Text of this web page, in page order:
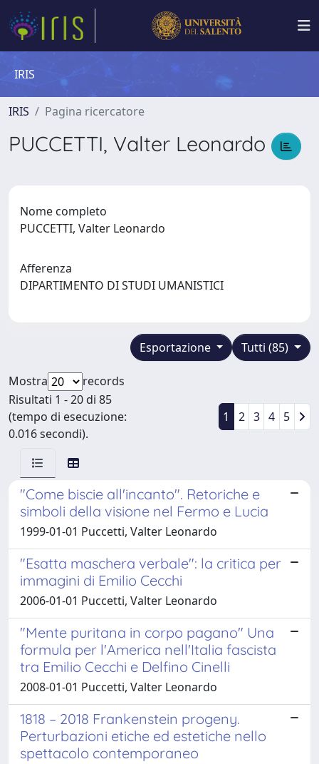
IRIS
IRIS Pagina ricercatore
PUCCETTI, Valter Leonardo
Nome completo
PUCCETTI, Valter Leonardo
Afferenza
DIPARTIMENTO DI STUDI UMANISTICI
Tutti (85)
Esportazione
Mostra
records
Risultati 1 - 20 di 85
(tempo di esecuzione:
0.016 secondi).
1 2 3 4 5
"Come biscie all'incanto". Retoriche e
simboli della visione nel Fermo e Lucia
1999-01-01 Puccetti, Valter Leonardo
"Esatta maschera verbale": la critica per
immagini di Emilio Cecchi
2006-01-01 Puccetti, Valter Leonardo
"Mente puritana in corpo pagano" Una
formula per l'America nell'Italia fascista
tra Emilio Cecchi e Delfino Cinelli
2008-01-01 Puccetti, Valter Leonardo
1818 – 2018 Frankenstein progeny.
Perturbazioni etiche ed estetiche nello
spettacolo contemporaneo